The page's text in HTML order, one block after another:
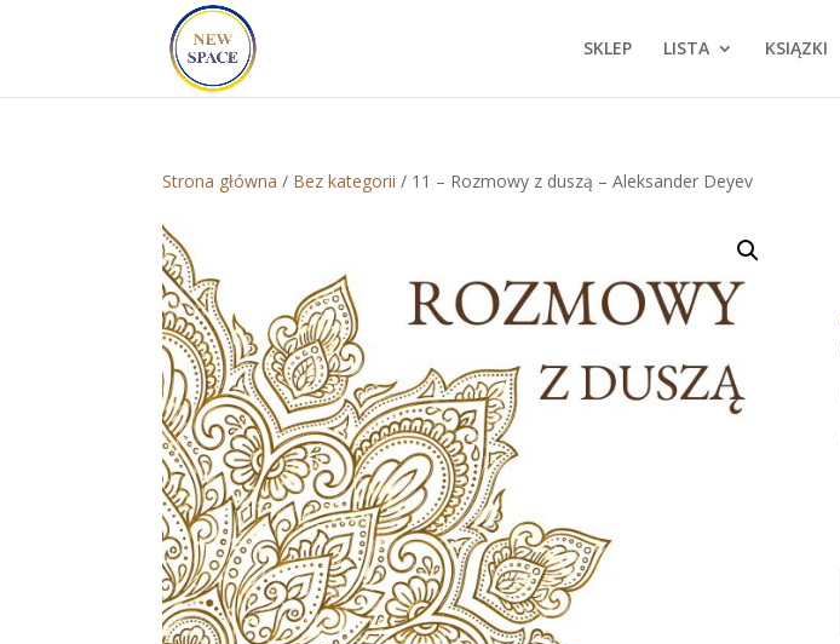
SKLEP LISTA KSIĄZKI
Strona główna / Bez kategorii / 11 – Rozmowy z duszą – Aleksander Deyev